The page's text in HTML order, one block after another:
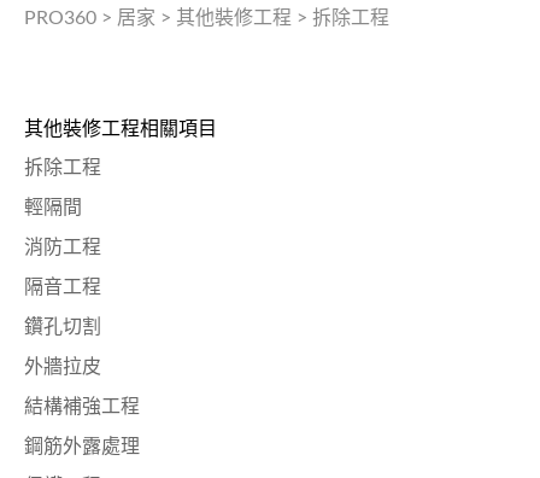
PRO360 > 居家 > 其他裝修工程 > 拆除工程
其他裝修工程相關項目
拆除工程
輕隔間
消防工程
隔音工程
鑽孔切割
外牆拉皮
結構補強工程
鋼筋外露處理